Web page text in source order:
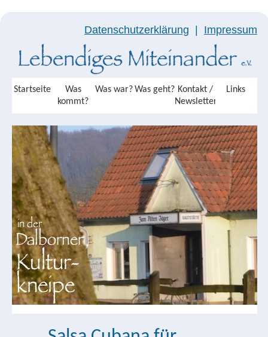
Datenschutzerklärung Impressum
Startseite
Was
kommt?
Was war? Was geht? Kontakt /
Newsletter
Links